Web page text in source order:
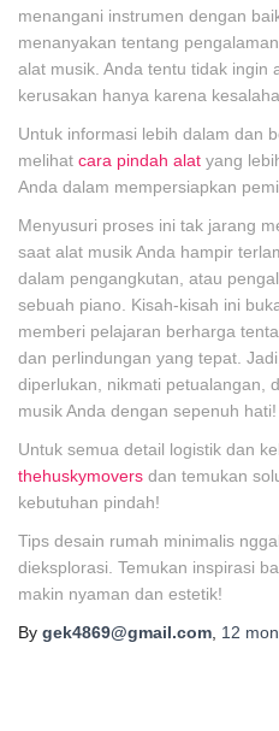
menangani instrumen dengan
menanyakan tentang
alat musik. Anda tentu tidak ingin
kerusakan hanya karena
Untuk informasi lebih dalam dan
melihat cara pindah alat yang
Anda dalam mempersiapkan
Menyusuri proses ini tak jarang
saat alat musik Anda hampir
dalam pengangkutan, atau
sebuah piano. Kisah-kisah ini
memberi pelajaran berharga
dan perlindungan yang tepat.
diperlukan, nikmati petualangan,
musik Anda dengan sepenuh hati!
Untuk semua detail logistik dan
thehuskymovers dan temukan
kebutuhan pindah!
Tips desain rumah minimalis
dieksplorasi. Temukan inspirasi
makin nyaman dan estetik!
By gek4869@gmail.com 12